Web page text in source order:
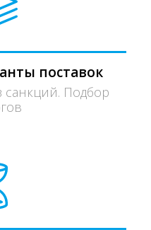
поставок
санкций. Подбор